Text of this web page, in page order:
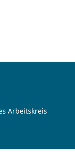
Arbeitskreis